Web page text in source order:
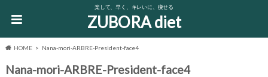
楽して、早く、キレいに、痩せる
ZUBORA diet
HOME Nana-mori-ARBRE-President-face4
Nana-mori-ARBRE-President-face4